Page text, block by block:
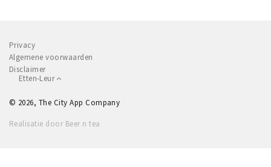
Privacy
Algemene voorwaarden
Disclaimer
Etten-Leur
© 2026, The City App Company
Realisatie door Beer n tea